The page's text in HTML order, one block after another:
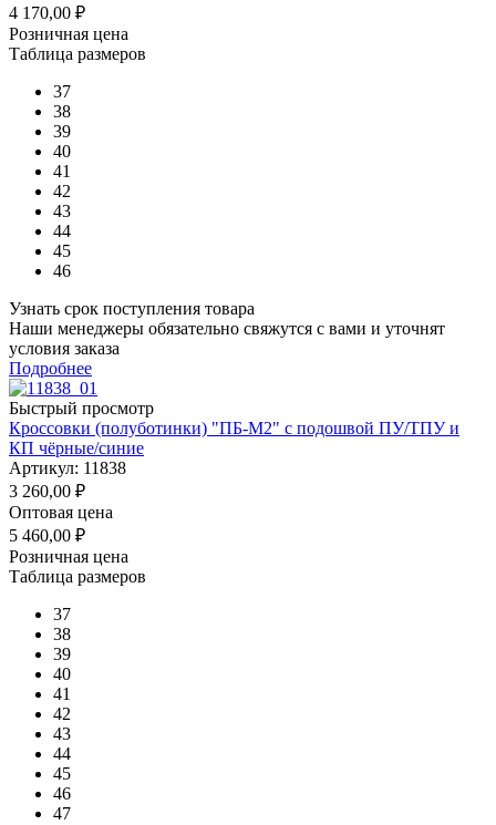
4 170,00 ₽
Розничная цена
Таблица размеров
37
38
39
40
41
42
43
44
45
46
Узнать срок поступления товара
Наши менеджеры обязательно свяжутся с вами и уточнят
условия заказа
Подробнее
Быстрый просмотр
Кроссовки (полуботинки) "ПБ-М2" с подошвой ПУ/ТПУ и
КП чёрные/синие
Артикул: 11838
3 260,00 ₽
Оптовая цена
5 460,00 ₽
Розничная цена
Таблица размеров
37
38
39
40
41
42
43
44
45
46
47